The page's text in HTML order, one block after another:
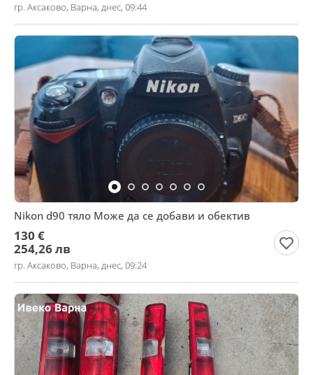
гр. Аксаково, Варна, днес, 09:44
Nikon d90 тяло Може да се добави и обектив
130 €
254,26 лв
гр. Аксаково, Варна, днес, 09:24